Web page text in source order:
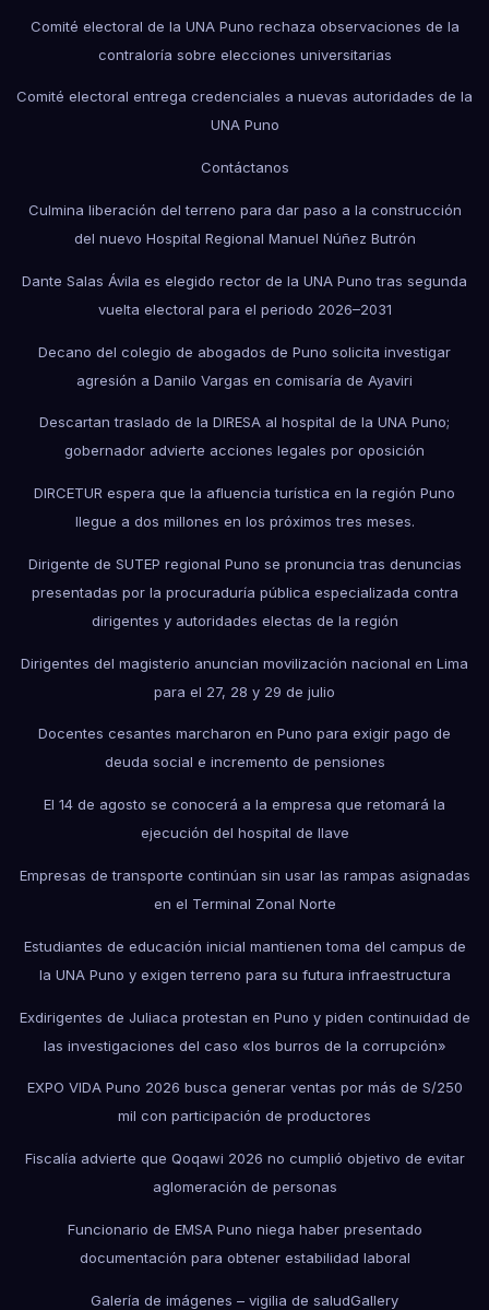
Comité electoral de la UNA Puno rechaza observaciones de la
contraloría sobre elecciones universitarias
Comité electoral entrega credenciales a nuevas autoridades de la
UNA Puno
Contáctanos
Culmina liberación del terreno para dar paso a la construcción
del nuevo Hospital Regional Manuel Núñez Butrón
Dante Salas Ávila es elegido rector de la UNA Puno tras segunda
vuelta electoral para el periodo 2026–2031
Decano del colegio de abogados de Puno solicita investigar
agresión a Danilo Vargas en comisaría de Ayaviri
Descartan traslado de la DIRESA al hospital de la UNA Puno;
gobernador advierte acciones legales por oposición
DIRCETUR espera que la afluencia turística en la región Puno
llegue a dos millones en los próximos tres meses.
Dirigente de SUTEP regional Puno se pronuncia tras denuncias
presentadas por la procuraduría pública especializada contra
dirigentes y autoridades electas de la región
Dirigentes del magisterio anuncian movilización nacional en Lima
para el 27, 28 y 29 de julio
Docentes cesantes marcharon en Puno para exigir pago de
deuda social e incremento de pensiones
El 14 de agosto se conocerá a la empresa que retomará la
ejecución del hospital de Ilave
Empresas de transporte continúan sin usar las rampas asignadas
en el Terminal Zonal Norte
Estudiantes de educación inicial mantienen toma del campus de
la UNA Puno y exigen terreno para su futura infraestructura
Exdirigentes de Juliaca protestan en Puno y piden continuidad de
las investigaciones del caso «los burros de la corrupción»
EXPO VIDA Puno 2026 busca generar ventas por más de S/250
mil con participación de productores
Fiscalía advierte que Qoqawi 2026 no cumplió objetivo de evitar
aglomeración de personas
Funcionario de EMSA Puno niega haber presentado
documentación para obtener estabilidad laboral
Galería de imágenes – vigilia de saludGallery